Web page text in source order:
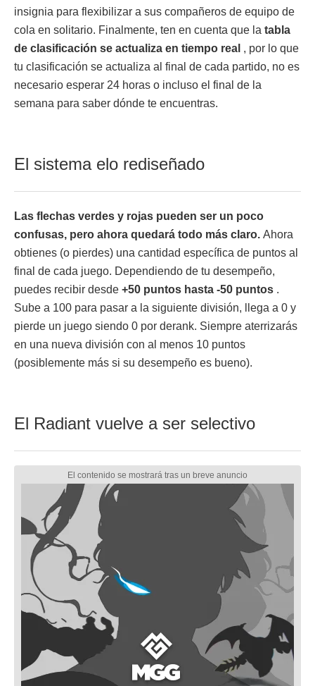
insignia para flexibilizar a sus compañeros de equipo de
cola en solitario. Finalmente, ten en cuenta que la tabla
de clasificación se actualiza en tiempo real , por lo que
tu clasificación se actualiza al final de cada partido, no es
necesario esperar 24 horas o incluso el final de la
semana para saber dónde te encuentras.
El sistema elo rediseñado
Las flechas verdes y rojas pueden ser un poco
confusas, pero ahora quedará todo más claro. Ahora
obtienes (o pierdes) una cantidad específica de puntos al
final de cada juego. Dependiendo de tu desempeño,
puedes recibir desde +50 puntos hasta -50 puntos .
Sube a 100 para pasar a la siguiente división, llega a 0 y
pierde un juego siendo 0 por derank. Siempre aterrizarás
en una nueva división con al menos 10 puntos
(posiblemente más si su desempeño es bueno).
El Radiant vuelve a ser selectivo